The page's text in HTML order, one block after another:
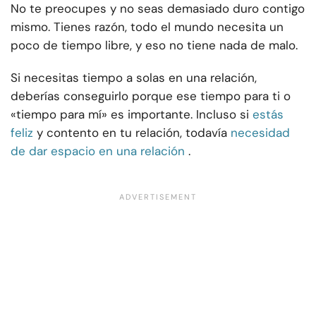
No te preocupes y no seas demasiado duro contigo
mismo. Tienes razón, todo el mundo necesita un
poco de tiempo libre, y eso no tiene nada de malo.
Si necesitas tiempo a solas en una relación,
deberías conseguirlo porque ese tiempo para ti o
«tiempo para mí» es importante. Incluso si estás
feliz y contento en tu relación, todavía necesidad
de dar espacio en una relación .